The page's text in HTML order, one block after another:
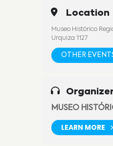
Location
Museo Histórico
Urquiza 1127
OTHER
MUSEO
LEARN MORE